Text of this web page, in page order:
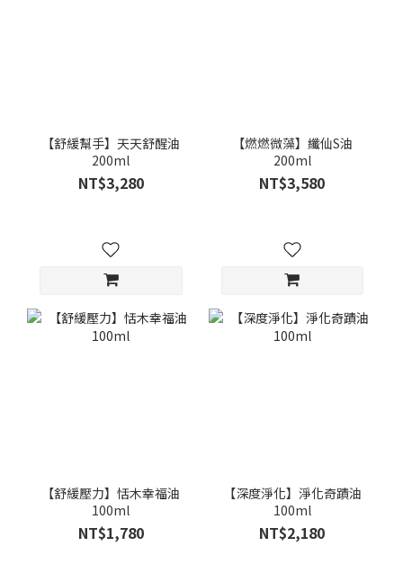
【舒緩幫手】天天舒醒油
200ml
NT$3,280
【燃燃微藻】纖仙S油
200ml
NT$3,580
【舒緩壓力】恬木幸福油
100ml
NT$1,780
【深度淨化】淨化奇蹟油
100ml
NT$2,180